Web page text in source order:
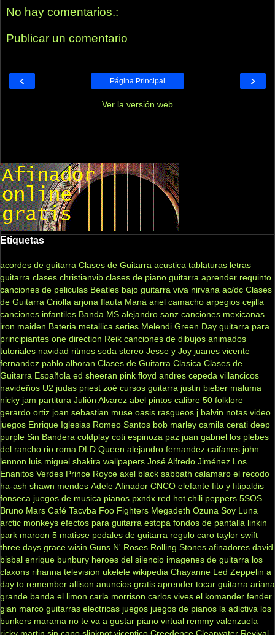
No hay comentarios.:
Publicar un comentario
‹ ›
Página Principal
Ver la versión web
Etiquetas
acordes de guitarra Clases de Guitarra acustica tablaturas letras
guitarra clases christianvib clases de piano guitarra aprender requinto
canciones de peliculas Beatles bajo guitarra viva nirvana ac/dc Clases
de Guitarra Criolla arjona flauta Maná ariel camacho arpegios cejilla
canciones infantiles Banda MS alejandro sanz canciones mexicanas
iron maiden Bateria metallica series Melendi Green Day guitarra para
principiantes one direction Reik canciones de dibujos animados
tutoriales navidad ritmos soda stereo Jesse y Joy juanes vicente
fernandez pablo alboran Clases de Guitarra Clasica Clases de
Guitarra Española ed sheeran pink floyd andres cepeda villancicos
navideños U2 judas priest zoé cursos guitarra justin bieber maluma
nicky jam partitura Julión Alvarez abel pintos calibre 50 folklore
gerardo ortiz joan sebastian muse oasis rasgueos j balvin notas video
juegos Enrique Iglesias Romeo Santos bob marley camila cerati deep
purple Sin Bandera coldplay coti espinoza paz juan gabriel los plebes
del rancho rio roma DLD Queen alejandro fernandez caifanes john
lennon luis miguel shakira wallpapers José Alfredo Jiménez Los
Enanitos Verdes Prince Royce axel black sabbath calamaro el recodo
ha-ash shawn mendes Adele Afinador CNCO elefante fito y fitipaldis
fonseca juegos de musica pianos pxndx red hot chili peppers 5SOS
Bruno Mars Café Tacvba Foo Fighters Megadeth Ozuna Soy Luna
arctic monkeys efectos para guitarra estopa fondos de pantalla linkin
park maroon 5 matisse pedales de guitarra regulo caro taylor swift
three days grace wisin Guns N' Roses Rolling Stones afinadores david
bisbal enrique bunbury heroes del silencio imagenes de guitarra los
claxons rihanna television ukelele wikipedia Chayanne Led Zeppelin a
day to remember allison anuncios gratis aprender tocar guitarra ariana
grande banda el limon carla morrison carlos vives el komander fender
gian marco guitarras electricas juegos juegos de pianos la adictiva los
bunkers marama no te va a gustar piano virtual remmy valenzuela